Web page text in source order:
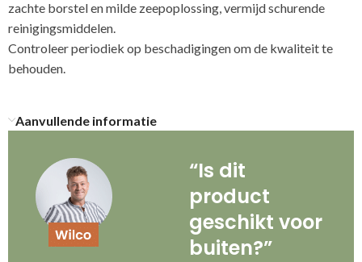
zachte borstel en milde zeepoplossing, vermijd schurende
reinigingsmiddelen.
Controleer periodiek op beschadigingen om de kwaliteit te
Aanvullende informatie
“Is dit
product
geschikt voor
buiten?”